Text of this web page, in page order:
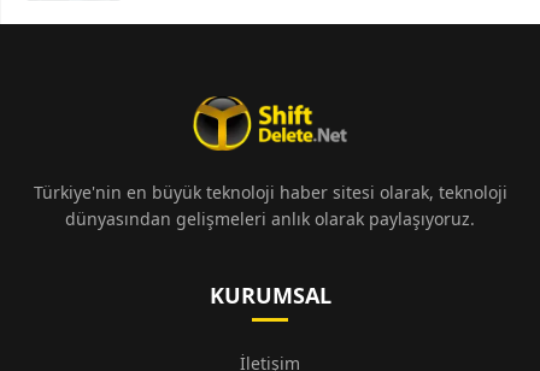
Türkiye'nin en büyük teknoloji haber sitesi olarak, teknoloji
dünyasından gelişmeleri anlık olarak paylaşıyoruz.
KURUMSAL
İletişim